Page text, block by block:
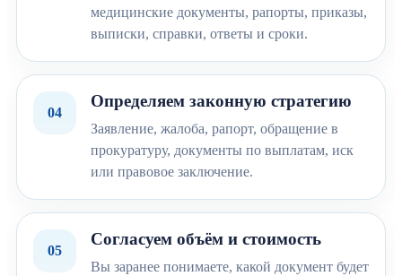
медицинские документы, рапорты, приказы,
выписки, справки, ответы и сроки.
04
Определяем законную стратегию
Заявление, жалоба, рапорт, обращение в
прокуратуру, документы по выплатам, иск
или правовое заключение.
05
Согласуем объём и стоимость
Вы заранее понимаете, какой документ будет